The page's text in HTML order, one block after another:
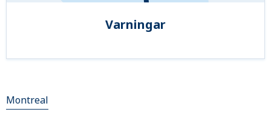
Varningar
Montreal